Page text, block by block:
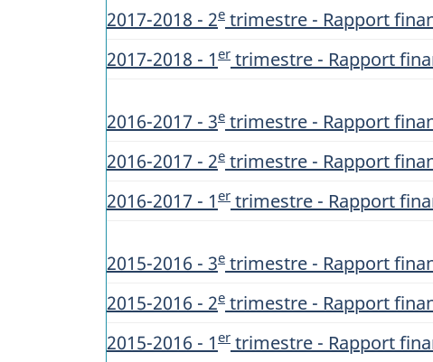
2017-2018 - 2e trimestre - Rapport
2017-2018 - 1 er trimestre - Rapport
2016-2017 - 3e trimestre - Rapport
2016-2017 - 2e trimestre - Rapport
2016-2017 - 1 er trimestre - Rapport
2015-2016 - 3e trimestre - Rapport
2015-2016 - 2e trimestre - Rapport
2015-2016 - 1 er trimestre - Rapport